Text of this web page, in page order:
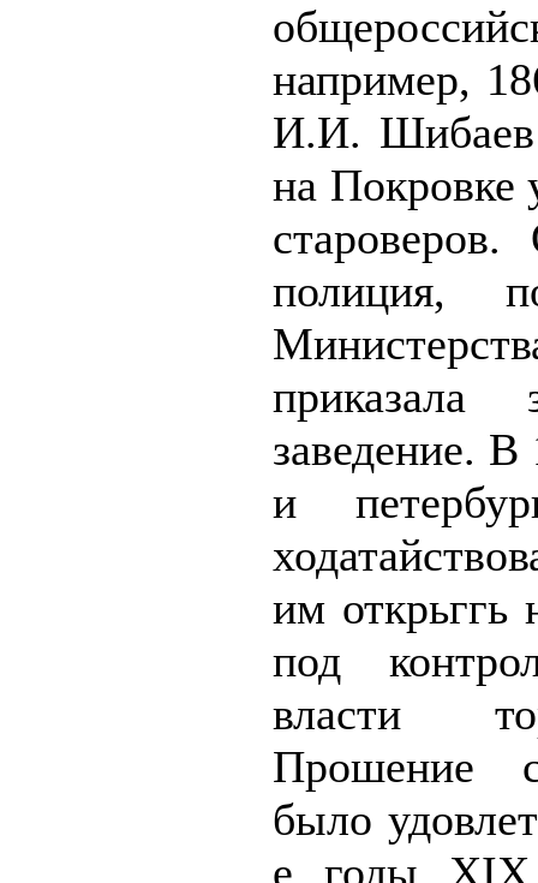
например,
И.И. Шибаев
на Покровке
полиция,
приказала
заведение. В
и
им открьггь
под
власти
Прошение
было
е годы XIX